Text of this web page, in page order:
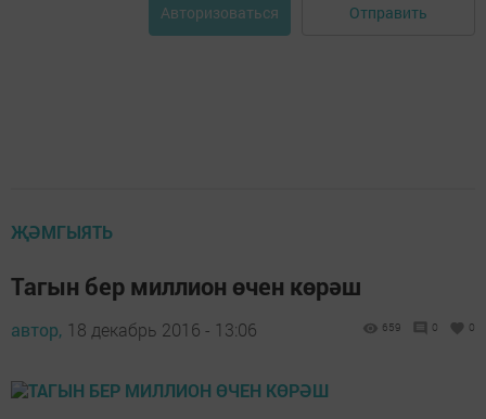
Авторизоваться Отправить
ҖӘМГЫЯТЬ
Тагын бер миллион өчен көрәш
автор, 18 декабрь 2016 - 13:06 659 0 0